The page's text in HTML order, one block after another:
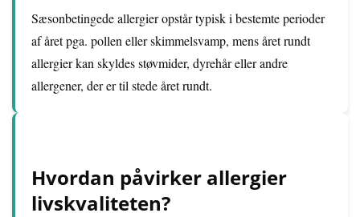
Sæsonbetingede allergier opstår typisk i bestemte perioder
af året pga. pollen eller skimmelsvamp, mens året rundt
allergier kan skyldes støvmider, dyrehår eller andre
allergener, der er til stede året rundt.
Hvordan påvirker allergier
livskvaliteten?